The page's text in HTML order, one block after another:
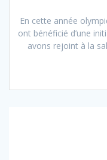
En cette année
ont bénéficié d’une
avons rejoint à la